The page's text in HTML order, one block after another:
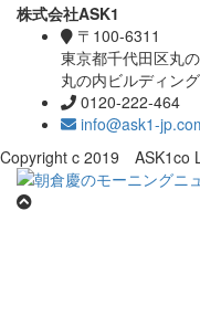
株式会社ASK1
〒100-6311
東京都千代田区丸
丸の内ビルディン
0120-222-464
info@ask1-
Copyright c 2019 ASK1co